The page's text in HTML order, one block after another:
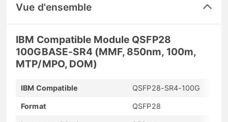
Vue d'ensemble
IBM Compatible Module QSFP28
100GBASE-SR4 (MMF, 850nm, 100m,
MTP/MPO, DOM)
IBM Compatible QSFP28-SR4-100G
Format QSFP28